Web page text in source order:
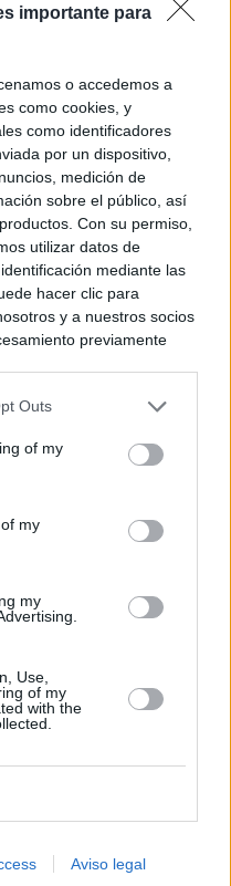
importante para
o accedemos a
como cookies, y
como identificadores
por un dispositivo,
medición de
sobre el público, así
Con su permiso,
utilizar datos de
mediante las
hacer clic para
y a nuestros socios
previamente
cuenta que algún
el derecho de
se aplicarán
en este sitio web o
Outs
of my
my
my
Use,
of my
with the
Aviso legal